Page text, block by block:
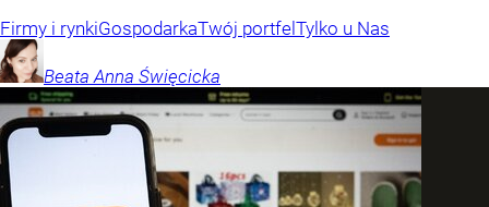
Firmy i rynkiGospodarkaTwój portfel Tylko u Nas
Beata Anna Święcicka